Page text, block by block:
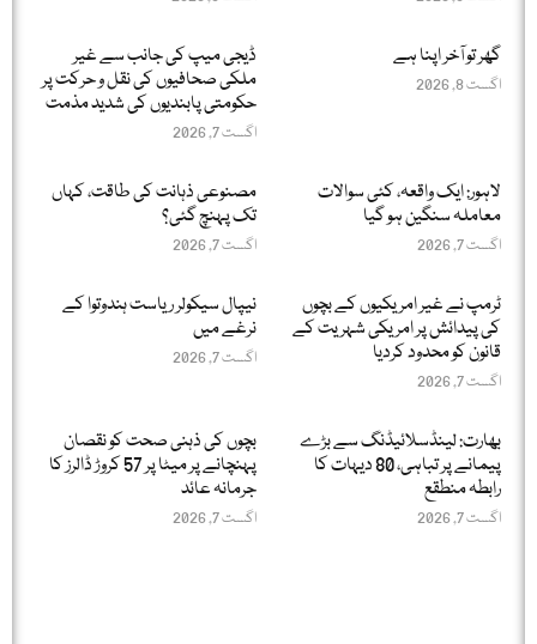
گھر تو آخر اپنا ہے
اگست 8, 2026
ڈیجی میپ کی جانب سے غیر
ملکی صحافیوں کی نقل و حرکت پر
حکومتی پابندیوں کی شدید مذمت
اگست 7, 2026
لاہور: ایک واقعہ، کئی سوالات
معاملہ سنگین ہو گیا
اگست 7, 2026
مصنوعی ذہانت کی طاقت، کہاں
تک پہنچ گئی؟
اگست 7, 2026
ٹرمپ نے غیر امریکیوں کے بچوں
کی پیدائش پر امریکی شہریت کے
قانون کو محدود کردیا
اگست 7, 2026
نیپال سیکولر ریاست ہندوتوا کے
نرغے میں
اگست 7, 2026
بھارت: لینڈسلائیڈنگ سے بڑے
پیمانے پر تباہی، 80 دیہات کا
رابطہ منطقع
اگست 7, 2026
بچوں کی ذہنی صحت کو نقصان
پہنچانے پر میٹا پر 57 کروڑ ڈالرز کا
جرمانہ عائد
اگست 7, 2026